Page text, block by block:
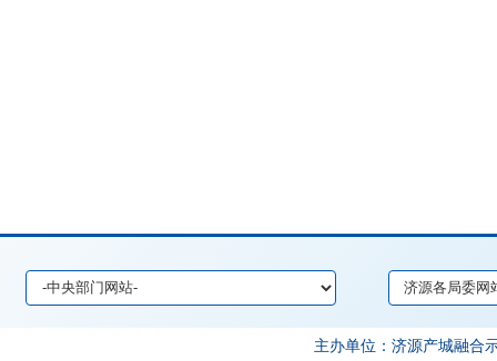
主办单位：济源产城